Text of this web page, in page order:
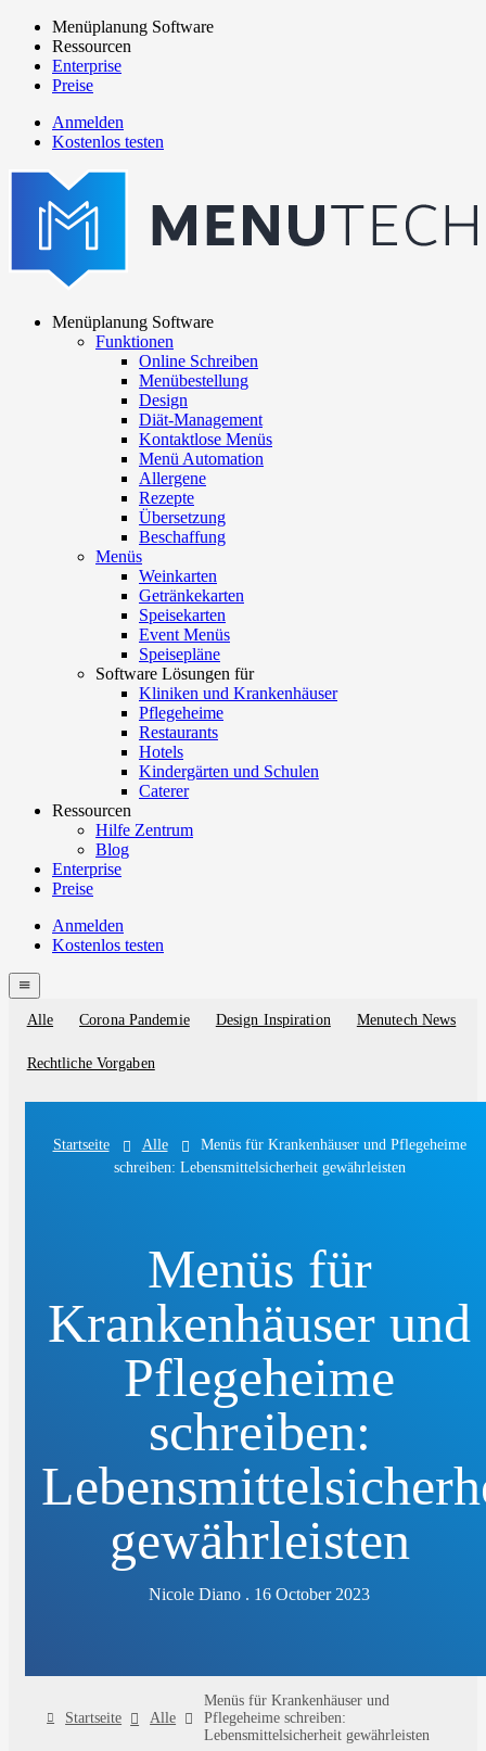
Direkt
zum
Inhalt
Main
navigation
Menüplanung Software
Ressourcen
Enterprise
Preise
menutech
navigation
Anmelden
Kostenlos testen
navigation
Menüplanung Software
Funktionen
Online Schreiben
Menübestellung
Design
Diät-Management
Kontaktlose Menüs
Menü Automation
Allergene
Rezepte
Übersetzung
Beschaffung
Menüs
Weinkarten
Getränkekarten
Speisekarten
Event Menüs
Speisepläne
Software Lösungen für
Kliniken und Krankenhäuser
Pflegeheime
Restaurants
Hotels
Kindergärten und Schulen
Caterer
Ressourcen
Hilfe Zentrum
Blog
Enterprise
Preise
Menutech
navigation
Anmelden
Kostenlos testen
menu
Blog
categories
Alle Corona Pandemie Design Inspiration Menutech News
Rechtliche Vorgaben
Startseite Alle
Menüs für Krankenhäuser und Pflegeheime
schreiben: Lebensmittelsicherheit gewährleisten
Menüs für
Krankenhäuser und
Pflegeheime
schreiben:
gewährleisten
Nicole Diano . 16 October 2023
Startseite Alle
Menüs für Krankenhäuser und
Pflegeheime schreiben:
Lebensmittelsicherheit gewährleisten